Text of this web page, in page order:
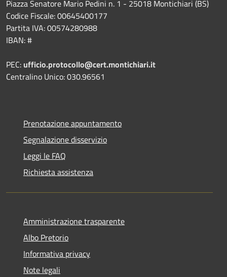
Piazza Senatore Mario Pedini n. 1 - 25018 Montichiari (BS)
Codice Fiscale: 00645400177
Partita IVA: 00574280988
IBAN: #
PEC: ufficio.protocollo@cert.montichiari.it
Centralino Unico: 030.96561
Prenotazione appuntamento
Segnalazione disservizio
Leggi le FAQ
Richiesta assistenza
Amministrazione trasparente
Albo Pretorio
Informativa privacy
Note legali